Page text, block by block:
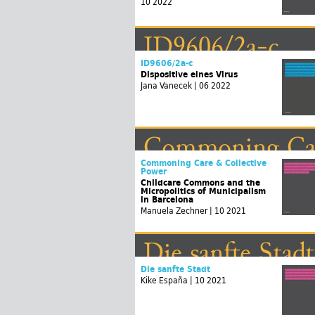
ID9606/2a-c
ID9606/2a-c
Dispositive eines Virus
Jana Vanecek | 06 2022
Commoning
Commoning Care & Collective
Power
Childcare Commons and the
Micropolitics of Municipalism
in Barcelona
Manuela Zechner | 10 2021
Die sanfte Stadt
Die sanfte Stadt
Kike España | 10 2021